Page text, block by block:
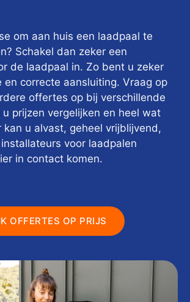
om aan huis een laadpaal te
Schakel dan zeker een
de laadpaal in. Zo bent u zeker
en correcte aansluiting. Vraag op
offertes op bij verschillende
u prijzen vergelijken en heel wat
kan u alvast, geheel vrijblijvend,
voor laadpalen
in contact komen.
OFFERTES OP PRIJS